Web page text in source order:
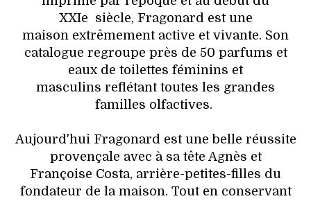
XXIe siècle, Fragonard est une
maison extrêmement active et vivante. Son
catalogue regroupe près de 50 parfums et
eaux de toilettes féminins et
masculins reflétant toutes les grandes
familles olfactives.
Aujourd'hui Fragonard est une belle réussite
provençale avec à sa tête Agnès et
Françoise Costa, arrière-petites-filles du
fondateur de la maison. Tout en conservant